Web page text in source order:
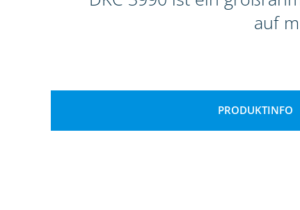
auf
PRODUKTINFO